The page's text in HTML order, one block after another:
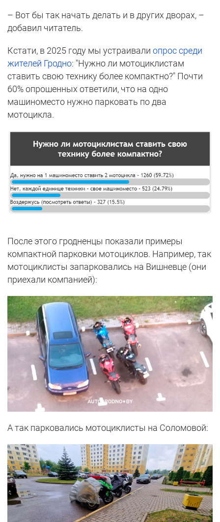
– Вот бы так начать делать и в других дворах, –
добавил читатель.
Кстати, в 2025 году мы устраивали опрос среди
жителей Гродно: "Нужно ли мотоциклистам
ставить свою технику более компактно?" Почти
60% опрошенных ответили, что на одно
машиноместо нужно парковать по два
мотоцикла.
После этого гродненцы показали примеры
компактной парковки мотоциклов. Например, так
мотоциклисты запарковались на Вишневце (они
приехали компанией):
А так парковались мотоциклисты на Соломовой: